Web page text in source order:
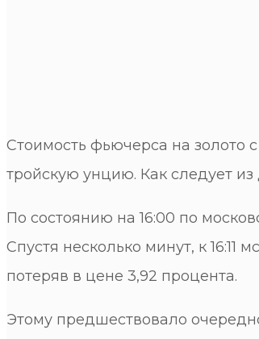
Стоимость фьючерса на золото
тройскую унцию. Как следует
По состоянию на 16:00 по
Спустя несколько минут, к
потеряв в цене 3,92 процента.
Этому предшествовало